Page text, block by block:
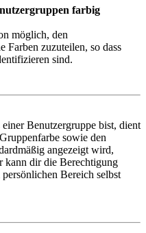
farbig
möglich, den
Farben zuzuteilen, so dass
sind.
Benutzergruppe bist, dient
sowie den
angezeigt wird,
kann dir die Berechtigung
Bereich selbst